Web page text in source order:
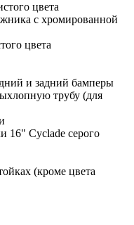
цвета
с хромированной
цвета
и задний бамперы
трубу (для
16" Cyclade серого
(кроме цвета